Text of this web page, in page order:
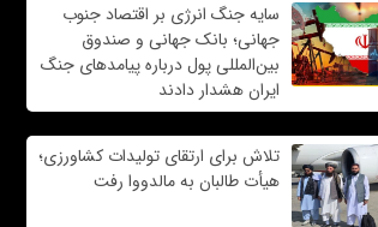
سایه جنگ انرژی بر اقتصاد جنوب
جهانی؛ بانک جهانی و صندوق
بین‌المللی پول درباره پیامدهای جنگ
ایران هشدار دادند
تلاش برای ارتقای تولیدات کشاورزی؛
هیأت طالبان به مالدووا رفت